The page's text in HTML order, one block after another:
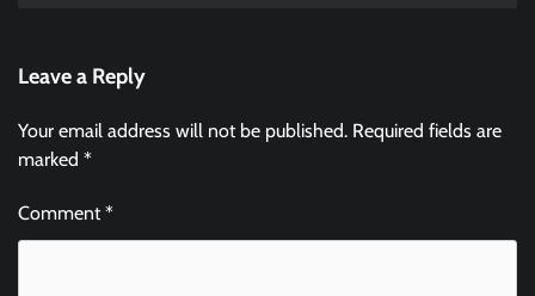
Leave a Reply
Your email address will not be published. Required fields are
marked *
Comment*